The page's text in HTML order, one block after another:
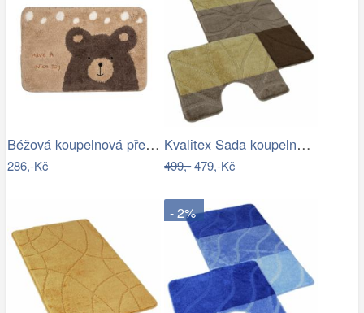
Béžová koupelnová předložka s medvídkem…
286,-Kč
Kvalitex Sada koupelnových předložek…
499,-479,-Kč
- 2%